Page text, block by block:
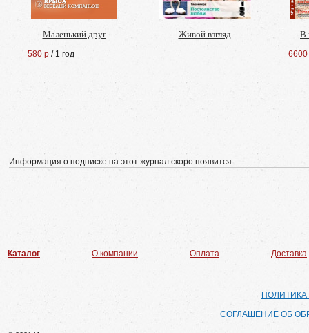
Маленький друг
580 р / 1 год
Живой взгляд В
6600
Информация о подписке на этот журнал скоро появится.
Каталог О компании Оплата Доставка
СОГЛАШЕНИЕ ОБ